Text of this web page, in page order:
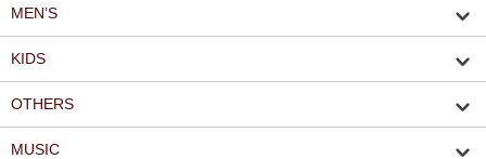
MEN’S
KIDS
OTHERS
MUSIC